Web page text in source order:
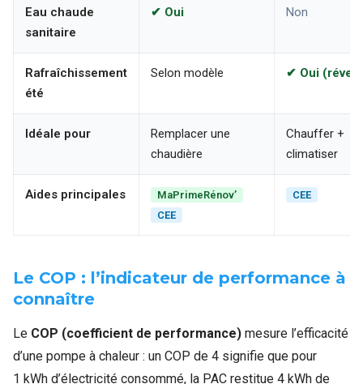
Eau chaude
sanitaire
✔ Oui Non
Rafraîchissement
été
Selon modèle ✔ Oui
Idéale pour
Remplacer une
chaudière
Chauffer +
climatiser
Aides principales
MaPrimeRénov’
CEE
CEE
Le COP : l’indicateur de performance à
connaître
Le COP (coefficient de performance) mesure l’efficacité
d’une pompe à chaleur : un COP de 4 signifie que pour
1 kWh d’électricité consommé, la PAC restitue 4 kWh de